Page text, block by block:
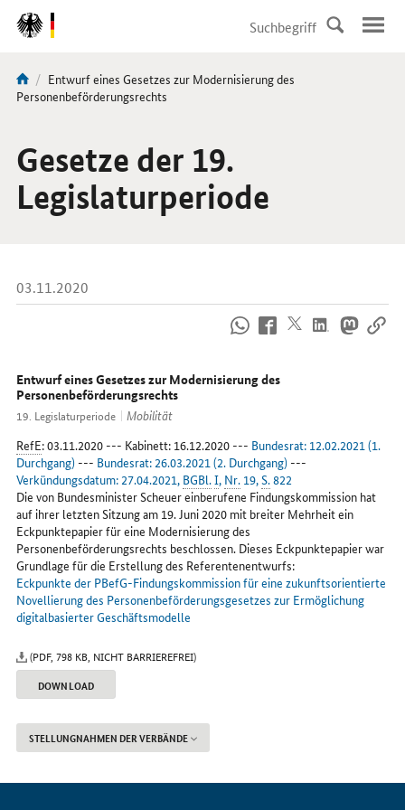
DirektZu:
Navigation
Sie
sind
Aktuelle
Seite:
Entwurf eines Gesetzes zur Modernisierung des
Personenbeförderungsrechts
Gesetze der 19.
Legislaturperiode
03.11.2020
uns
im
Internet
Entwurf eines Gesetzes zur Modernisierung des
Personenbeförderungsrechts
19. Legislaturperiode
Mobilität
RefE: 03.11.2020 --- Kabinett: 16.12.2020 --- Bundesrat: 12.02.2021 (1.
Durchgang) --- Bundesrat: 26.03.2021 (2. Durchgang) ---
Verkündungsdatum: 27.04.2021, BGBl.I, Nr.19,S.822
Die von Bundesminister Scheuer einberufene Findungskommission hat
auf ihrer letzten Sitzung am 19. Juni 2020 mit breiter Mehrheit ein
Eckpunktepapier für eine Modernisierung des
Personenbeförderungsrechts beschlossen. Dieses Eckpunktepapier war
Grundlage für die Erstellung des Referentenentwurfs:
Eckpunkte der PBefG-Findungskommission für eine zukunftsorientierte
Novellierung des Personenbeförderungsgesetzes zur Ermöglichung
digitalbasierter Geschäftsmodelle
(PDF, 798 KB, NICHT BARRIEREFREI)
DOWNLOAD
STELLUNGNAHMEN DER VERBÄNDE